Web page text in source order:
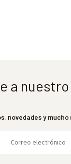
a
novedades y mucho